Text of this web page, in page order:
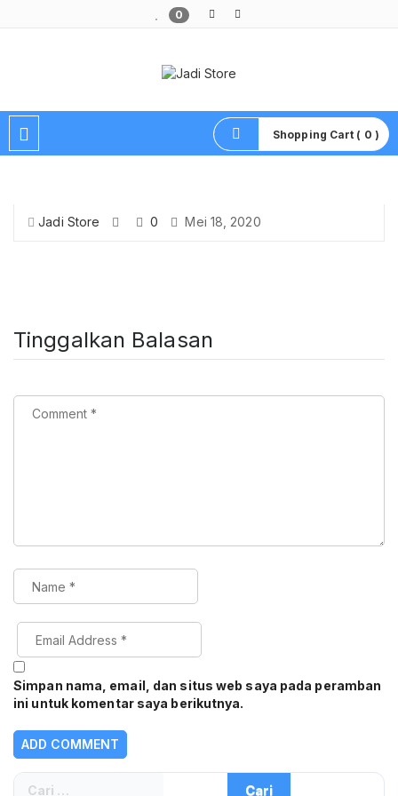
0
Shopping Cart ( 0 )
Jadi Store 0 Mei 18, 2020
Tinggalkan Balasan
Simpan nama, email, dan situs web saya pada peramban
ini untuk komentar saya berikutnya.
Cari